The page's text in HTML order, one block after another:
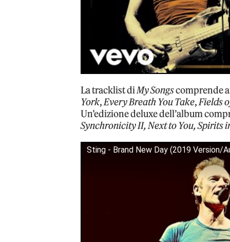
La tracklist diMy Songscomprende
York,Every Breath You Take,Fields
Un’edizione deluxe dell’album
Synchronicity II, Next to You, Spirits
Sting - Brand New Day (2019 Version/